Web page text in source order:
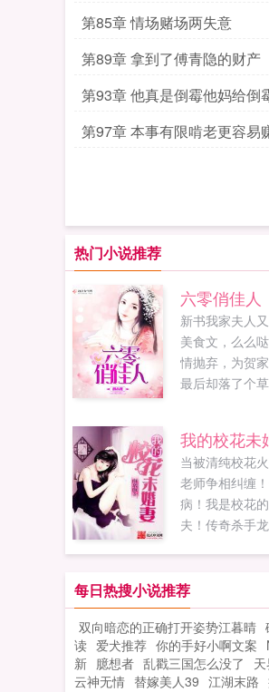
第85章 情场赌场两失意
第89章 拿到了傅青隐的财产
第93章 他真是倒霉他妈给倒
到家了
第97章 本事有限啃老更容易
热门小说推荐
六零俏佳人
新书我家夫人
美食文，么么
情抛弃，为贺
最后却落了个
根，她也要留
写命运！一家
庄大道！携手
我的校花未
当被清纯校花
老师争相纠缠
病！我是校花
夫！传奇杀手
每日热搜小说推荐
双向暗恋的正确打开姿势江暮晴
读 爱犬推荐 你的手好小啊文案
新 臆想者 乱戳三国怎么没了
云神无情 替嫁美人39 江湖末路